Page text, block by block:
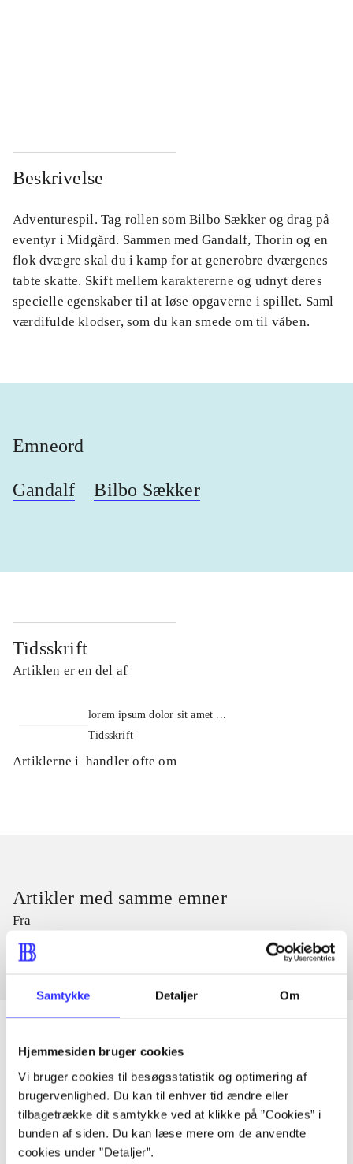
Samtykke Detaljer Om
Hjemmesiden bruger cookies
Vi bruger cookies til besøgsstatistik og optimering af
brugervenlighed. Du kan til enhver tid ændre eller
tilbagetrække dit samtykke ved at klikke på ”Cookies” i
bunden af siden. Du kan læse mere om de anvendte
cookies under ”Detaljer”.
Beskrivelse
Adventurespil. Tag rollen som Bilbo Sækker og drag på
eventyr i Midgård. Sammen med Gandalf, Thorin og en
flok dvægre skal du i kamp for at generobre dværgenes
tabte skatte. Skift mellem karaktererne og udnyt deres
specielle egenskaber til at løse opgaverne i spillet. Saml
værdifulde klodser, som du kan smede om til våben.
Emneord
Gandalf Bilbo Sækker
Tidsskrift
Artiklen er en del af
lorem ipsum dolor sit amet ...
Tidsskrift
Artiklerne i handler ofte om
Artikler med samme emner
Fra
Artikler
Alle registrerede artikler fordelt på udgivelser